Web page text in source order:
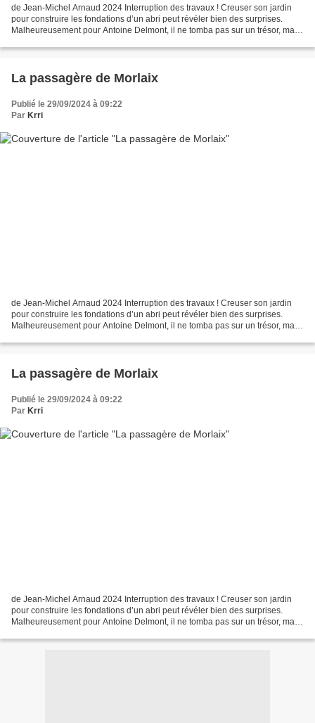
de Jean-Michel Arnaud 2024 Interruption des travaux ! Creuser son jardin
pour construire les fondations d’un abri peut révéler bien des surprises.
Malheureusement pour Antoine Delmont, il ne tomba pas sur un trésor, mais
La passagère de Morlaix
Publié le 29/09/2024 à 09:22
Par Krri
de Jean-Michel Arnaud 2024 Interruption des travaux ! Creuser son jardin
pour construire les fondations d’un abri peut révéler bien des surprises.
Malheureusement pour Antoine Delmont, il ne tomba pas sur un trésor, mais
La passagère de Morlaix
Publié le 29/09/2024 à 09:22
Par Krri
de Jean-Michel Arnaud 2024 Interruption des travaux ! Creuser son jardin
pour construire les fondations d’un abri peut révéler bien des surprises.
Malheureusement pour Antoine Delmont, il ne tomba pas sur un trésor, mais